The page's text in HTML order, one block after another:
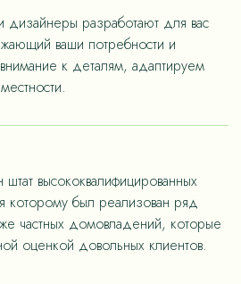
разработают для вас
ваши потребности и
к деталям, адаптируем
высококвалифицированных
которому был реализован ряд
частных домовладений, которые
оценкой довольных клиентов.